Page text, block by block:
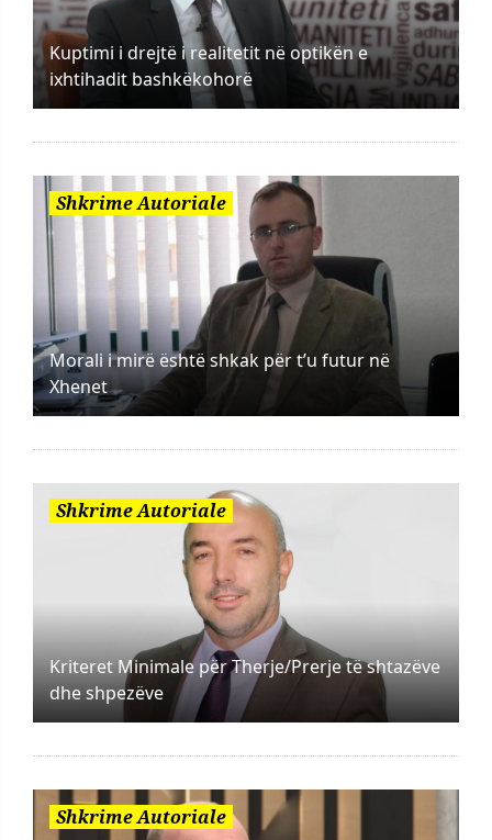
Kuptimi i drejtë i realitetit në optikën e
ixhtihadit bashkëkohorë
Shkrime Autoriale
Morali i mirë është shkak për t’u futur në
Xhenet
Shkrime Autoriale
Kriteret Minimale për Therje/Prerje të shtazëve
dhe shpezëve
Shkrime Autoriale